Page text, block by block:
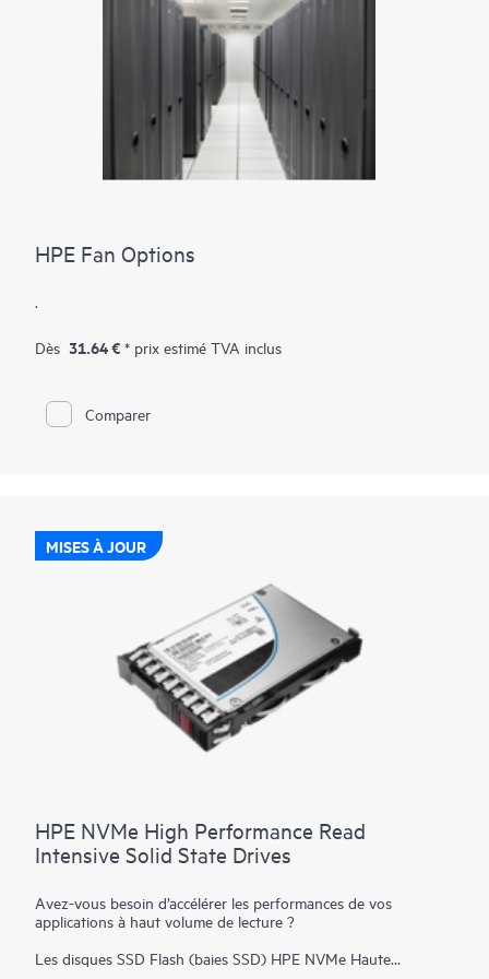
élevée des bus PCIe Gen5 dans certains serveurs pour les
charges de travail à haut volume de lecture, notamment le
cache en lecture, les serveurs Web et le
HPE Fan Options
.
Dès 31.64 € * prix estimé TVA inclus
Comparer
MISES À JOUR
HPE NVMe High Performance Read
Intensive Solid State Drives
Avez-vous besoin d’accélérer les performances de vos
applications à haut volume de lecture ?
Les disques SSD Flash (baies SSD) HPE NVMe Haute